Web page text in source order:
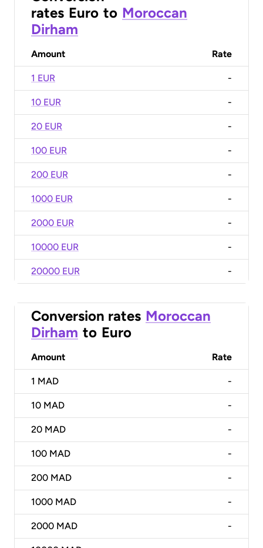
rates Euro to Moroccan
Dirham
Amount Rate
1 EUR -
10 EUR -
20 EUR -
100 EUR -
200 EUR -
1000 EUR -
2000 EUR -
10000 EUR -
20000 EUR -
Conversion rates Moroccan
Dirham to Euro
Amount Rate
1 MAD -
10 MAD -
20 MAD -
100 MAD -
200 MAD -
1000 MAD -
2000 MAD -